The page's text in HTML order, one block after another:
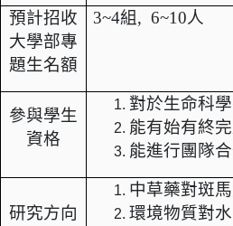
預計招收
大學部專
題生名額
3~4組, 6~10人
參與學生
資格
對於生命科
能有始有終
能進行團隊
研究方向
中草藥對斑
環境物質對